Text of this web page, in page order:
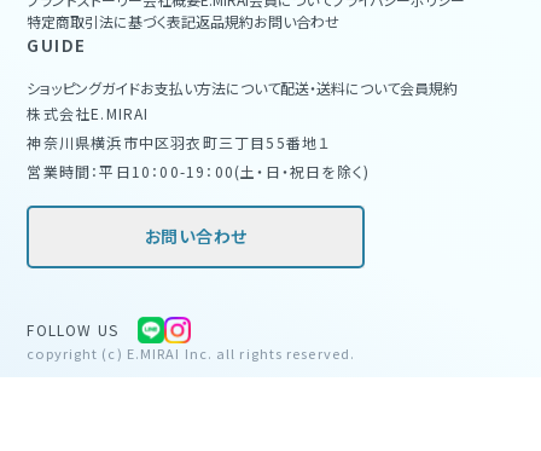
株式会社E.MIRAI
神奈川県横浜市中区羽衣町三丁目55番地１
営業時間：平日10：00-19：00(土・日・祝日を除く)
お問い合わせ
特定商取引法に基づく表記返品規約お問い合わせ
GUIDE
ショッピングガイドお支払い方法について配送・送料について会員規約
FOLLOW US
copyright (c) E.MIRAI Inc. all rights reserved.